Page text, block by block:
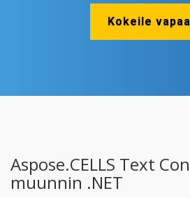
Kokeile
Aspose.CELLS Text
muunnin .NET